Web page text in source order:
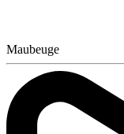
Maubeuge